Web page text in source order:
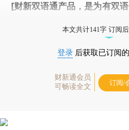
[财新双语通产品，是为有双
本文共计141字 订阅
登录 后获取已订阅
财新通会员
可畅读全文
订阅/